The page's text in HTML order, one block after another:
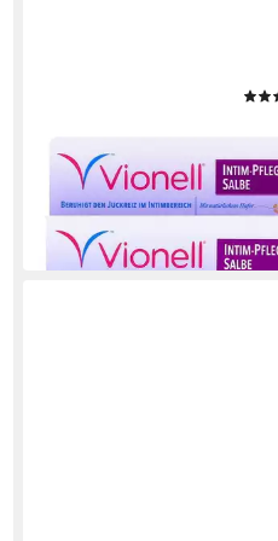
15g - Beruhigt Juckreiz (1er
ab 8,13 €
(542,00 €/ 1 l)
in 4-5 Werktagen bei dir